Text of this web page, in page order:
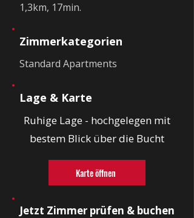
1,3km, 17min.
Zimmerkategorien
Standard Apartments
Lage & Karte
Ruhige Lage - hochgelegen mit
bestem Blick über die Bucht
Karte öffnen
Jetzt Zimmer prüfen & buchen